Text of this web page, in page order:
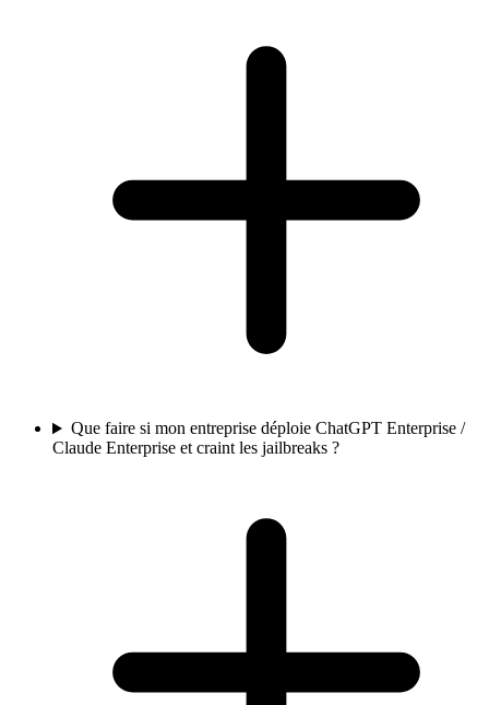
Que faire si mon entreprise déploie ChatGPT Enterprise /
Claude Enterprise et craint les jailbreaks ?